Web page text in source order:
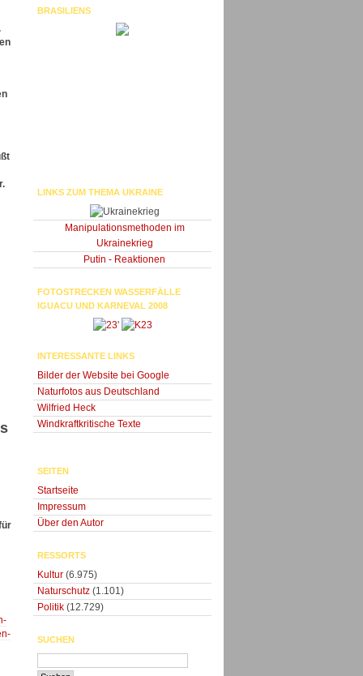
BRASILIENS
LINKS ZUM THEMA UKRAINE
Manipulationsmethoden im
Ukrainekrieg
Putin - Reaktionen
FOTOSTRECKEN WASSERFÄLLE
IGUACU UND KARNEVAL 2008
'
INTERESSANTE LINKS
Bilder der Website bei Google
Naturfotos aus Deutschland
Wilfried Heck
Windkraftkritische Texte
SEITEN
Startseite
Impressum
Über den Autor
RESSORTS
Kultur (6.975)
Naturschutz (1.101)
Politik (12.729)
SUCHEN